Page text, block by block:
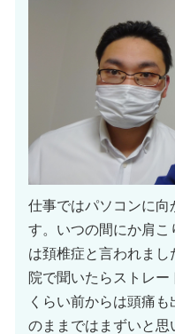
仕事ではパソコンに
す。いつの間にか肩
は頚椎症と言われま
院で聞いたらストレ
くらい前からは頭痛
のままではまずいと思